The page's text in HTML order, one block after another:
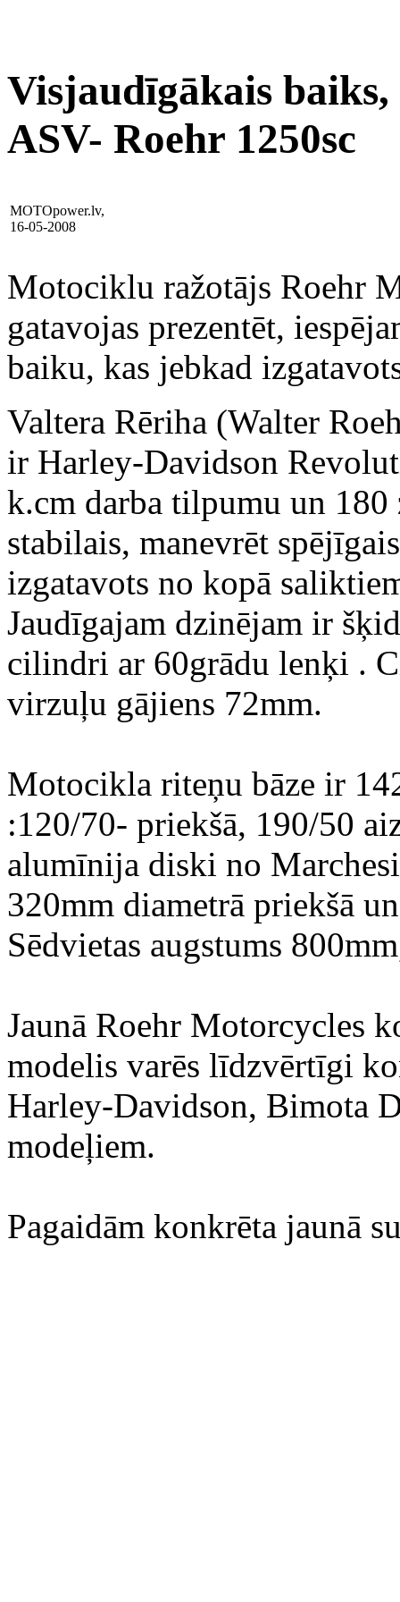
Visjaudīgākais
ASV- Roehr 1250sc
MOTOpower.lv,
16-05-2008
Motociklu ražotājs Roehr
gatavojas prezentēt,
baiku, kas jebkad
Valtera Rēriha (Walter
ir Harley-Davidson
k.cm darba tilpumu un
stabilais, manevrēt
izgatavots no kopā
Jaudīgajam dzinējam ir
cilindri ar 60grādu lenķi .
virzuļu gājiens 72mm.
Motocikla riteņu bāze ir
:120/70- priekšā, 190/50
alumīnija diski no
320mm diametrā priekšā
Sēdvietas augstums
Jaunā Roehr Motorcycles
modelis varēs līdzvērtīgi
Harley-Davidson, Bimota
modeļiem.
Pagaidām konkrēta jaunā